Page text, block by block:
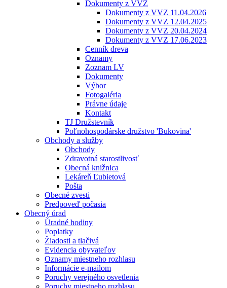
Dokumenty z VVZ
Dokumenty z VVZ 11.04.2026
Dokumenty z VVZ 12.04.2025
Dokumenty z VVZ 20.04.2024
Dokumenty z VVZ 17.06.2023
Cenník dreva
Oznamy
Zoznam LV
Dokumenty
Výbor
Fotogaléria
Právne údaje
Kontakt
TJ Družstevník
Poľnohospodárske družstvo 'Bukovina'
Obchody a služby
Obchody
Zdravotná starostlivosť
Obecná knižnica
Lekáreň Ľubietová
Pošta
Obecné zvesti
Predpoveď počasia
Obecný úrad
Úradné hodiny
Poplatky
Žiadosti a tlačivá
Evidencia obyvateľov
Oznamy miestneho rozhlasu
Informácie e-mailom
Poruchy verejného osvetlenia
Poruchy miestneho rozhlasu